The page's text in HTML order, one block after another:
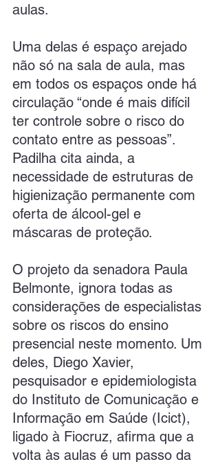
aulas.
Uma delas é espaço arejado
não só na sala de aula, mas
em todos os espaços onde há
circulação “onde é mais difícil
ter controle sobre o risco do
contato entre as pessoas”.
Padilha cita ainda, a
necessidade de estruturas de
higienização permanente com
oferta de álcool-gel e
máscaras de proteção.
O projeto da senadora Paula
Belmonte, ignora todas as
considerações de especialistas
sobre os riscos do ensino
presencial neste momento. Um
deles, Diego Xavier,
pesquisador e epidemiologista
do Instituto de Comunicação e
Informação em Saúde (Icict),
ligado à Fiocruz, afirma que a
volta às aulas é um passo da